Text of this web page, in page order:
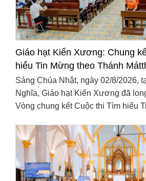
Giáo hạt Kiến Xương: Chung
hiểu Tin Mừng theo Thánh
Sáng Chúa Nhật, ngày 02/8/2026,
Nghĩa, Giáo hạt Kiến Xương đã
Vòng chung kết Cuộc thi Tìm hiểu
bật ...